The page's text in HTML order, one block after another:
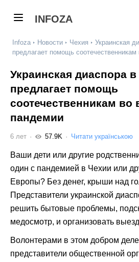
INFOZA
Infoza Новости Чехия
Украинская
предлагает помощь
Украинская диаспора
предлагает помощь
соотечественникам во
пандемии
6 лет 57.9K Читати українською
Ваши дети или другие
один с пандемией в Чехии или
Европы? Без денег, крыши над
Представители украинской
решить бытовые проблемы,
медосмотр, и организовать
Волонтерами в этом добром
представители общественной